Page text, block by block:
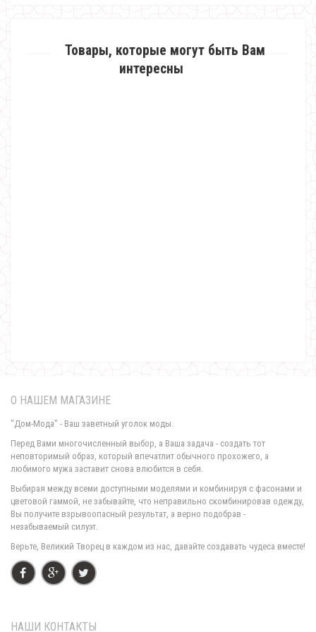
Товары, которые могут быть Вам
интересны
1350.00грн.
О НАШЕМ МАГАЗИНЕ
"Дом-Мода" - Ваш заветный уголок моды.
Перед Вами многочисленный выбор, а Ваша задача - создать тот
неповторимый образ, который впечатлит обычного прохожего, а
любимого мужа заставит снова влюбится в себя.
Выбирая между всеми доступными моделями и комбинируя с фасонами и
цветовой гаммой, не забывайте, что неправильно скомбинировав одежду,
Вы получите взрывоопасный результат, а верно подобрав -
незабываемый силуэт.
Верьте, Великий Творец в каждом из нас, давайте создавать чудеса вместе!
НАШИ КОНТАКТЫ